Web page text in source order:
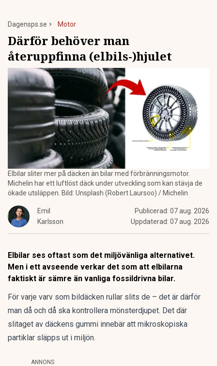
Dagensps.se Motor
Därför behöver man
återuppfinna (elbils-)hjulet
Elbilar sliter mer på däcken än bilar med förbränningsmotor.
Michelin har ett luftlöst däck under utveckling som kan stävja de
ökade utsläppen. Bild: Unsplash (Robert Laursoo) / Michelin
Emil
Karlsson
Publicerad: 07 aug. 2026
Uppdaterad: 07 aug. 2026
Elbilar ses oftast som det miljövänliga alternativet.
Men i ett avseende verkar det som att elbilarna
faktiskt är sämre än vanliga fossildrivna bilar.
För varje varv som bildäcken rullar slits de – det är därför
man då och då ska kontrollera mönsterdjupet. Det där
slitaget av däckens gummi innebär att mikroskopiska
partiklar släpps ut i miljön.
ANNONS